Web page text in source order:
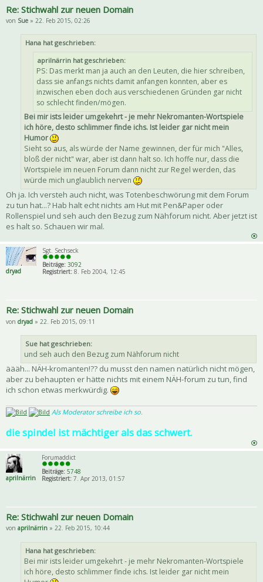
Re: Stichwahl zur neuen Domain
von Sue » 22. Feb 2015, 02:26
Hana hat geschrieben:
aprilnärrin hat geschrieben:
PS: Das merkt man ja auch an den Leuten, die hier schreiben,
dass sie anfangs nichts damit anfangen konnten, aber es
inzwischen eben doch aus verschiedenen Gründen gar nicht
so schlecht finden/mögen.
Bei mir ists leider umgekehrt - je mehr Nekromanten-Wortspiele
ich höre, desto schlimmer finde ichs. Ist leider gar nicht mein
Humor
Sieht so aus, als würde der Name gewinnen, der für mich "Alles,
bloß der nicht" war, aber ist dann halt so. Ich hoffe nur, dass die
Wortspiele im neuen Forum dann nicht zur Regel werden, das
würde mich unglaublich nerven
Oh ja. Ich versteh auch nicht, was Totenbeschwörung mit dem Forum
zu tun hat...? Hab halt echt nichts am Hut mit Pen&Paper oder
Rollenspiel und seh auch den Bezug zum Nähforum nicht. Aber jetzt ist
es halt so. Schauen wir mal.
dryad
Sgt. Sechseck
Beiträge: 3092
Registriert:8. Feb 2004, 12:45
Re: Stichwahl zur neuen Domain
von dryad » 22. Feb 2015, 09:11
Sue hat geschrieben:
und seh auch den Bezug zum Nähforum nicht
äääh... NÄH-kromanten!?? du musst den namen natürlich nicht mögen,
aber zu behaupten er hätte nichts mit einem NÄH-forum zu tun, find
ich schon etwas merkwürdig.
Als Moderator schreibe ich so.
die spindel ist mächtiger als das schwert.
aprilnärrin
Forumaddict
Beiträge: 5748
Registriert: 7. Apr 2013, 01:57
Re: Stichwahl zur neuen Domain
von aprilnärrin » 22. Feb 2015, 10:44
Hana hat geschrieben:
Bei mir ists leider umgekehrt - je mehr Nekromanten-Wortspiele
ich höre, desto schlimmer finde ichs. Ist leider gar nicht mein